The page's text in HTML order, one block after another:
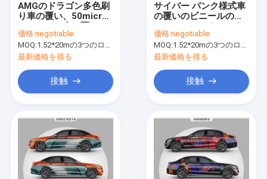
AMGのドラゴン多色刷
り車の覆い、50micron
価格:negotiable
MOQ:1.52*20mの3つのロールを意味する1.52*60m、
最新価格を得る
接触
サイバー パンク様式車
の覆いのビニールのフ
って印刷される光沢の
ある無光沢の表面
価格:negotiable
MOQ:1.52*20mの3つのロールを意味する1.52*60m、
最新価格を得る
接触